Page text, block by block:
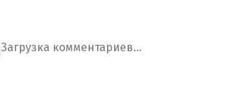
Загрузка комментариев...